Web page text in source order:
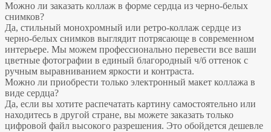
Можно ли заказать коллаж в форме сердца из черно-белых
снимков?
Да, стильный монохромный или ретро-коллаж сердце из
черно-белых снимков выглядит потрясающе в современном
интерьере. Мы можем профессионально перевести все ваши
цветные фотографии в единый благородный ч/б оттенок с
ручным выравниванием яркости и контраста.
Можно ли приобрести только электронный макет коллажа в
виде сердца?
Да, если вы хотите распечатать картину самостоятельно или
находитесь в другой стране, вы можете заказать только
цифровой файл высокого разрешения. Это обойдется дешевле